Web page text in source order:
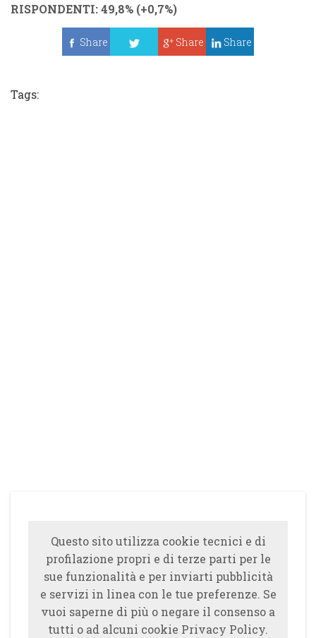
RISPONDENTI: 49,8% (+0,7%)
Share
Share Share
Tags:
Questo sito utilizza cookie tecnici e di
profilazione propri e di terze parti per le
sue funzionalità e per inviarti pubblicità
e servizi in linea con le tue preferenze. Se
vuoi saperne di più o negare il consenso a
tutti o ad alcuni cookie Privacy Policy.